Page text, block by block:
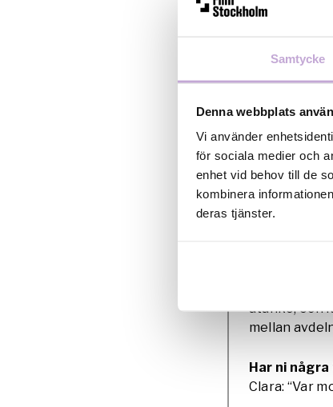
Samtycke
Denna webbplats
Vi använder
för sociala medier och
enhet vid behov till de
kombinera
deras tjänster.
kreatör,
Vad har
Clara: “Nya
det blev och
en sådan
av sig till var
Parmida:
gått igenom.
igenom
mycket låg
produktion,
åtanke, och
mellan
Har ni
Clara: “Var